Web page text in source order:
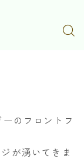
のフロントフ
が湧いてきま